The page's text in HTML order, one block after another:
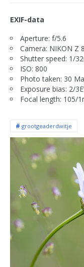
EXIF-data
Aperture: f/5.6
Camera: NIKON Z 8
Shutter speed: 1/
ISO: 800
Photo taken: 30
Exposure bias: 2/
Focal length: 105/
grootgeaderdwitje